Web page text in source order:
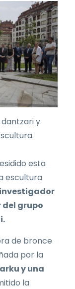
y
esta
escultura
investigador
grupo
de bronce
por la
y una
la